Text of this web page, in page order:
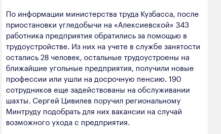
По информации министерства труда Кузбасса, после
приостановки угледобычи на «Алексиевской» 343
работника предприятия обратились за помощью в
трудоустройстве. Из них на учете в службе занятости
остались 28 человек, остальные трудоустроены на
ближайшие угольные предприятия, получили новые
профессии или ушли на досрочную пенсию. 190
сотрудников еще задействованы на обслуживании
шахты. Сергей Цивилев поручил региональному
Минтруду подобрать для них вакансии на случай
возможного ухода с предприятия.